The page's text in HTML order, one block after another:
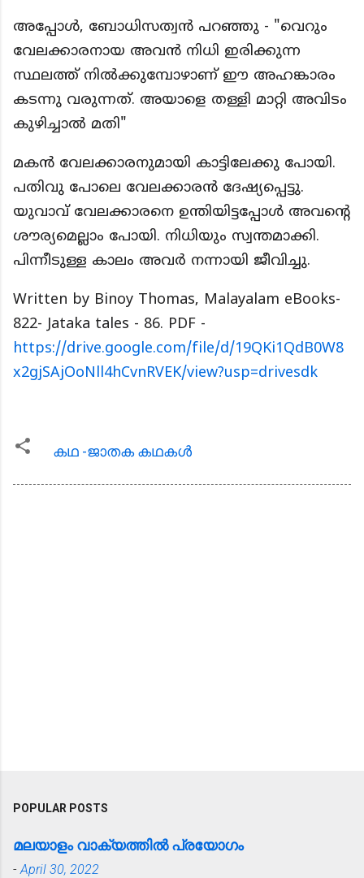
അപ്പോൾ, ബോധിസത്വൻ പറഞ്ഞു - "വെറും
വേലക്കാരനായ അവൻ നിധി ഇരിക്കുന്ന
സ്ഥലത്ത് നിൽക്കുമ്പോഴാണ് ഈ അഹങ്കാരം
കടന്നു വരുന്നത്. അയാളെ തള്ളി മാറ്റി അവിടം
കുഴിച്ചാൽ മതി"
മകൻ വേലക്കാരനുമായി കാട്ടിലേക്കു പോയി.
പതിവു പോലെ വേലക്കാരൻ ദേഷ്യപ്പെട്ടു.
യുവാവ് വേലക്കാരനെ ഉന്തിയിട്ടപ്പോൾ അവന്റെ
ശൗര്യമെല്ലാം പോയി. നിധിയും സ്വന്തമാക്കി.
പിന്നീടുള്ള കാലം അവർ നന്നായി ജീവിച്ചു.
Written by Binoy Thomas, Malayalam eBooks-
822- Jataka tales - 86. PDF -
https://drive.google.com/file/d/19QKi1QdB0W8
x2gjSAjOoNll4hCvnRVEK/view?usp=drivesdk
കഥ -ജാതക കഥകള്‍
POPULAR POSTS
മലയാളം വാക്യത്തിൽ പ്രയോഗം
-April 30, 2022